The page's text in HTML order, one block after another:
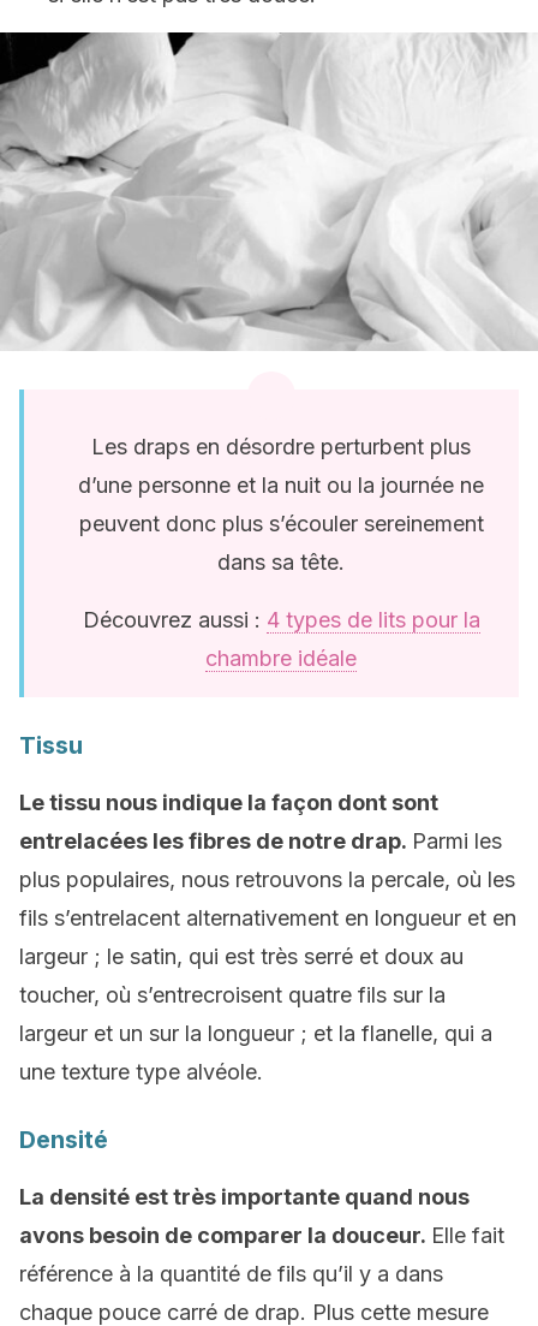
Les draps en désordre perturbent plus
d’une personne et la nuit ou la journée ne
peuvent donc plus s’écouler sereinement
dans sa tête.
Découvrez aussi : 4 types de lits pour la
chambre idéale
Tissu
Le tissu nous indique la façon dont sont
entrelacées les fibres de notre drap. Parmi les
plus populaires, nous retrouvons la percale, où les
fils s’entrelacent alternativement en longueur et en
largeur ; le satin, qui est très serré et doux au
toucher, où s’entrecroisent quatre fils sur la
largeur et un sur la longueur ; et la flanelle, qui a
une texture type alvéole.
Densité
La densité est très importante quand nous
avons besoin de comparer la douceur. Elle fait
référence à la quantité de fils qu’il y a dans
chaque pouce carré de drap. Plus cette mesure